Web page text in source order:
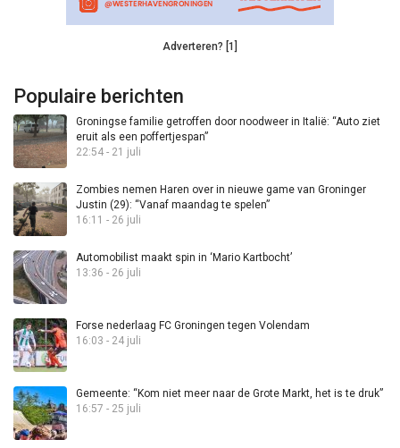
Adverteren? [1]
Populaire berichten
Groningse familie getroffen door noodweer in Italië: “Auto ziet
eruit als een poffertjespan”
22:54 - 21 juli
Zombies nemen Haren over in nieuwe game van Groninger
Justin (29): “Vanaf maandag te spelen”
16:11 - 26 juli
Automobilist maakt spin in ‘Mario Kartbocht’
13:36 - 26 juli
Forse nederlaag FC Groningen tegen Volendam
16:03 - 24 juli
Gemeente: “Kom niet meer naar de Grote Markt, het is te druk”
16:57 - 25 juli